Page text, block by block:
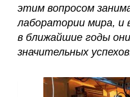
этим вопросом
лаборатории мира, и
в ближайшие годы
значительных